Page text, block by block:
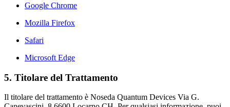
Google Chrome
Mozilla Firefox
Safari
Microsoft Edge
5. Titolare del Trattamento
Il titolare del trattamento è Noseda Quantum Devices Via G.